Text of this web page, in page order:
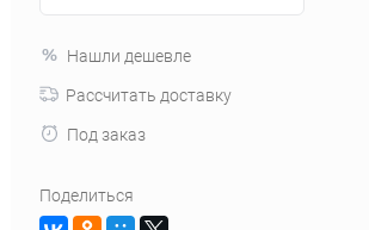
Нашли дешевле
Рассчитать доставку
Под заказ
Поделиться